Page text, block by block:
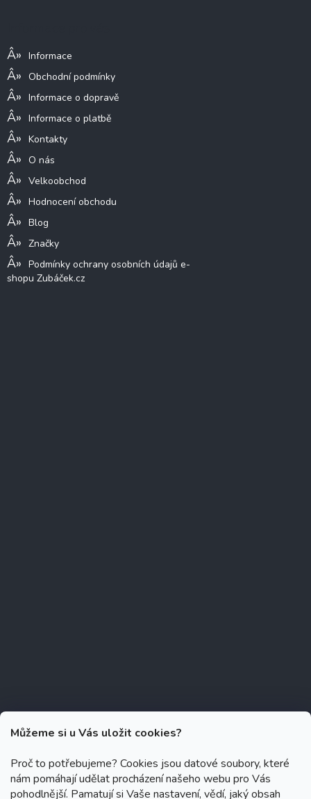
Můžeme si u Vás uložit cookies?
Proč to potřebujeme? Cookies jsou datové soubory, které
nám pomáhají udělat procházení našeho webu pro Vás
pohodlnější. Pamatují si Vaše nastavení, vědí, jaký obsah
Informace
Obchodní podmínky
Informace o dopravě
Informace o platbě
Kontakty
O nás
Velkoobchod
Hodnocení obchodu
Blog
Značky
Podmínky ochrany osobních údajů e-
shopu Zubáček.cz
Copyright 2026 Zubáček.cz . Všechna práva vyhrazena.
Upravit